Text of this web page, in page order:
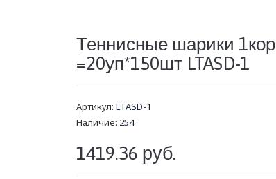
Теннисные шарики 1кор
=20уп*150шт LTASD-1
Артикул:LTASD-1
Наличие: 254
1419.36 руб.